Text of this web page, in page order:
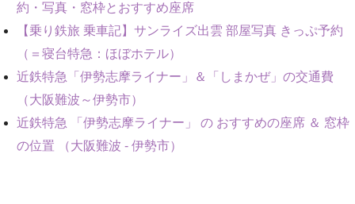
約・写真・窓枠とおすすめ座席
【乗り鉄旅 乗車記】サンライズ出雲 部屋写真 きっぷ予約
（＝寝台特急：ほぼホテル）
近鉄特急「伊勢志摩ライナー」＆「しまかぜ」の交通費
（大阪難波～伊勢市）
近鉄特急 「伊勢志摩ライナー」 の おすすめの座席 ＆ 窓枠
の位置 （大阪難波 - 伊勢市）